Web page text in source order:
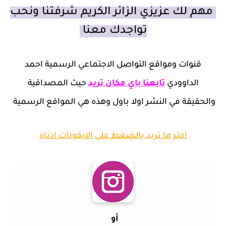
مهم لك عزيزي الزائر الكريم شرفتنا ونحب
تواجدك معنا
قنوات ومواقع التواصل الاجتماعي الرسمية احمد
الداووديتابعنا باي مكان تريدحيث المصداقية
والحقيقة في النشر اولا باول وهذه هي المواقع الرسمية
اختر ما تريد بالضغط على الايقونات ادناه
أو